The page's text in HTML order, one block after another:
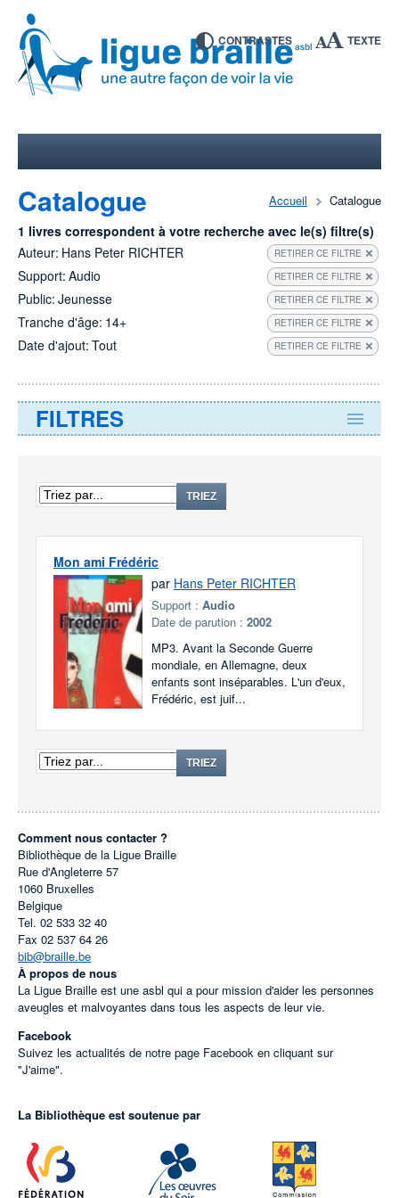
CONTRASTES TEXTE
Accueil Catalogue
Catalogue
1 livres correspondent à votre recherche avec le(s) filtre(s)
Auteur: Hans Peter RICHTER RETIRER CE FILTRE
Support: Audio RETIRER CE FILTRE
Public: Jeunesse RETIRER CE FILTRE
Tranche d'âge: 14+ RETIRER CE FILTRE
Date d'ajout: Tout RETIRER CE FILTRE
FILTRES
TRIEZ
Mon ami Frédéric
par Hans Peter RICHTER
Support : Audio
Date de parution : 2002
MP3. Avant la Seconde Guerre
mondiale, en Allemagne, deux
enfants sont inséparables. L'un d'eux,
Frédéric, est juif...
TRIEZ
Comment nous contacter ?
Bibliothèque de la Ligue Braille
Rue d'Angleterre 57
1060 Bruxelles
Belgique
Tel. 02 533 32 40
Fax 02 537 64 26
bib@braille.be
À propos de nous
La Ligue Braille est une asbl qui a pour mission d'aider les personnes
aveugles et malvoyantes dans tous les aspects de leur vie.
Facebook
Suivez les actualités de notre page Facebook en cliquant sur
"J'aime".
La Bibliothèque est soutenue par